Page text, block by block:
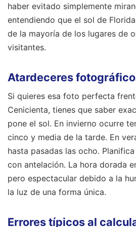
haber evitado simplemente
entendiendo que el sol de
de la mayoría de los lugares de
visitantes.
Atardeceres
Si quieres esa foto perfecta
Cenicienta, tienes que saber
pone el sol. En invierno ocurre
cinco y media de la tarde. En
hasta pasadas las ocho.
con antelación. La hora dorada
pero espectacular debido a la
la luz de una forma única.
Errores típicos al